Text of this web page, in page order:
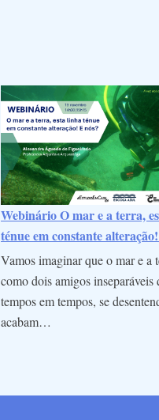
Webinário O mar e a terra,
ténue em constante
Vamos imaginar que o mar e a
como dois amigos inseparáveis
tempos em tempos, se
acabam…